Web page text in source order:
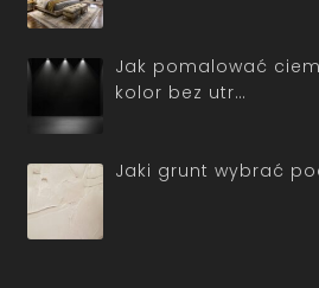
Jak pomalować
kolor bez utr…
Jaki grunt wybrać